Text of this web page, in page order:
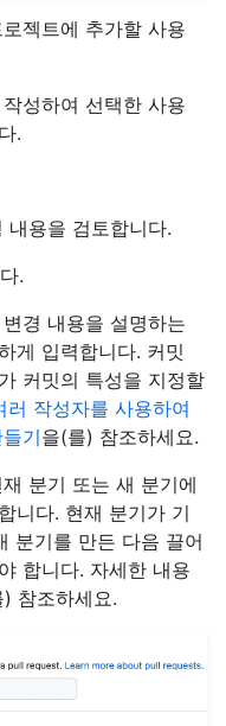
젝트에 추가할 사용
성하여 선택한 사용
.
내용을 검토합니다.
.
경 내용을 설명하는
게 입력합니다. 커밋
커밋의 특성을 지정할
러 작성자를 사용하여
기을(를) 참조하세요.
분기 또는 새 분기에
니다. 현재 분기가 기
분기를 만든 다음 끌어
합니다. 자세한 내용
) 참조하세요.